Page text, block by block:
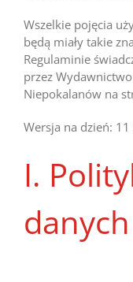
Wszelkie pojęcia
będą miały takie
Regulaminie
przez
Niepokalanów na
Wersja na dzień:
I.